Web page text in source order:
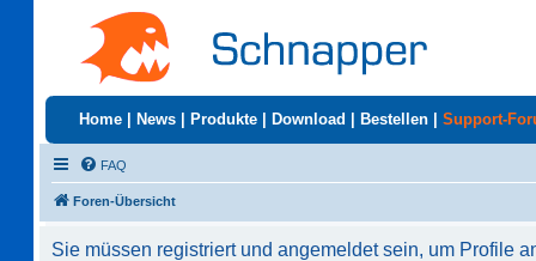
Home News Produkte Download Bestellen Support-
FAQ
Foren-Übersicht
Sie müssen registriert und angemeldet sein, um Profile